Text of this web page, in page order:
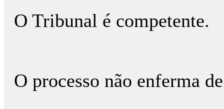
O Tribunal é competente.
O processo não enferma